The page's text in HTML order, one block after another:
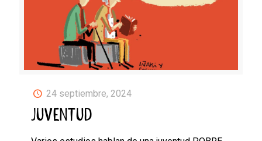
24 septiembre, 2024
JUVENTUD